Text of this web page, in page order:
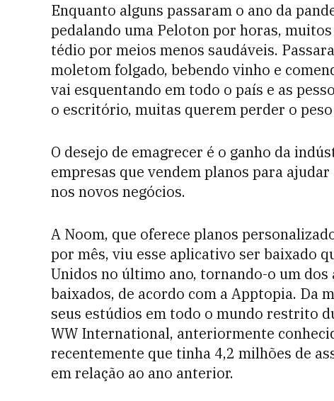
Enquanto alguns passaram o ano da
pedalando uma Peloton por horas,
tédio por meios menos saudáveis.
moletom folgado, bebendo vinho e
vai esquentando em todo o país e as
o escritório, muitas querem perder o
O desejo de emagrecer é o ganho da
empresas que vendem planos para
nos novos negócios.
A Noom, que oferece planos
por mês, viu esse aplicativo ser baixado
Unidos no último ano, tornando-o um
baixados, de acordo com a Apptopia. Da
seus estúdios em todo o mundo restrito
WW International, anteriormente
recentemente que tinha 4,2 milhões de
em relação ao ano anterior.